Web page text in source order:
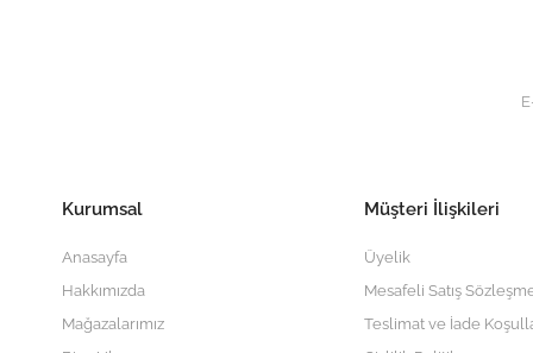
Kurumsal
Anasayfa
Hakkımızda
Mağazalarımız
Müşteri İlişkileri
Üyelik
Mesafeli Satış
Teslimat ve İade